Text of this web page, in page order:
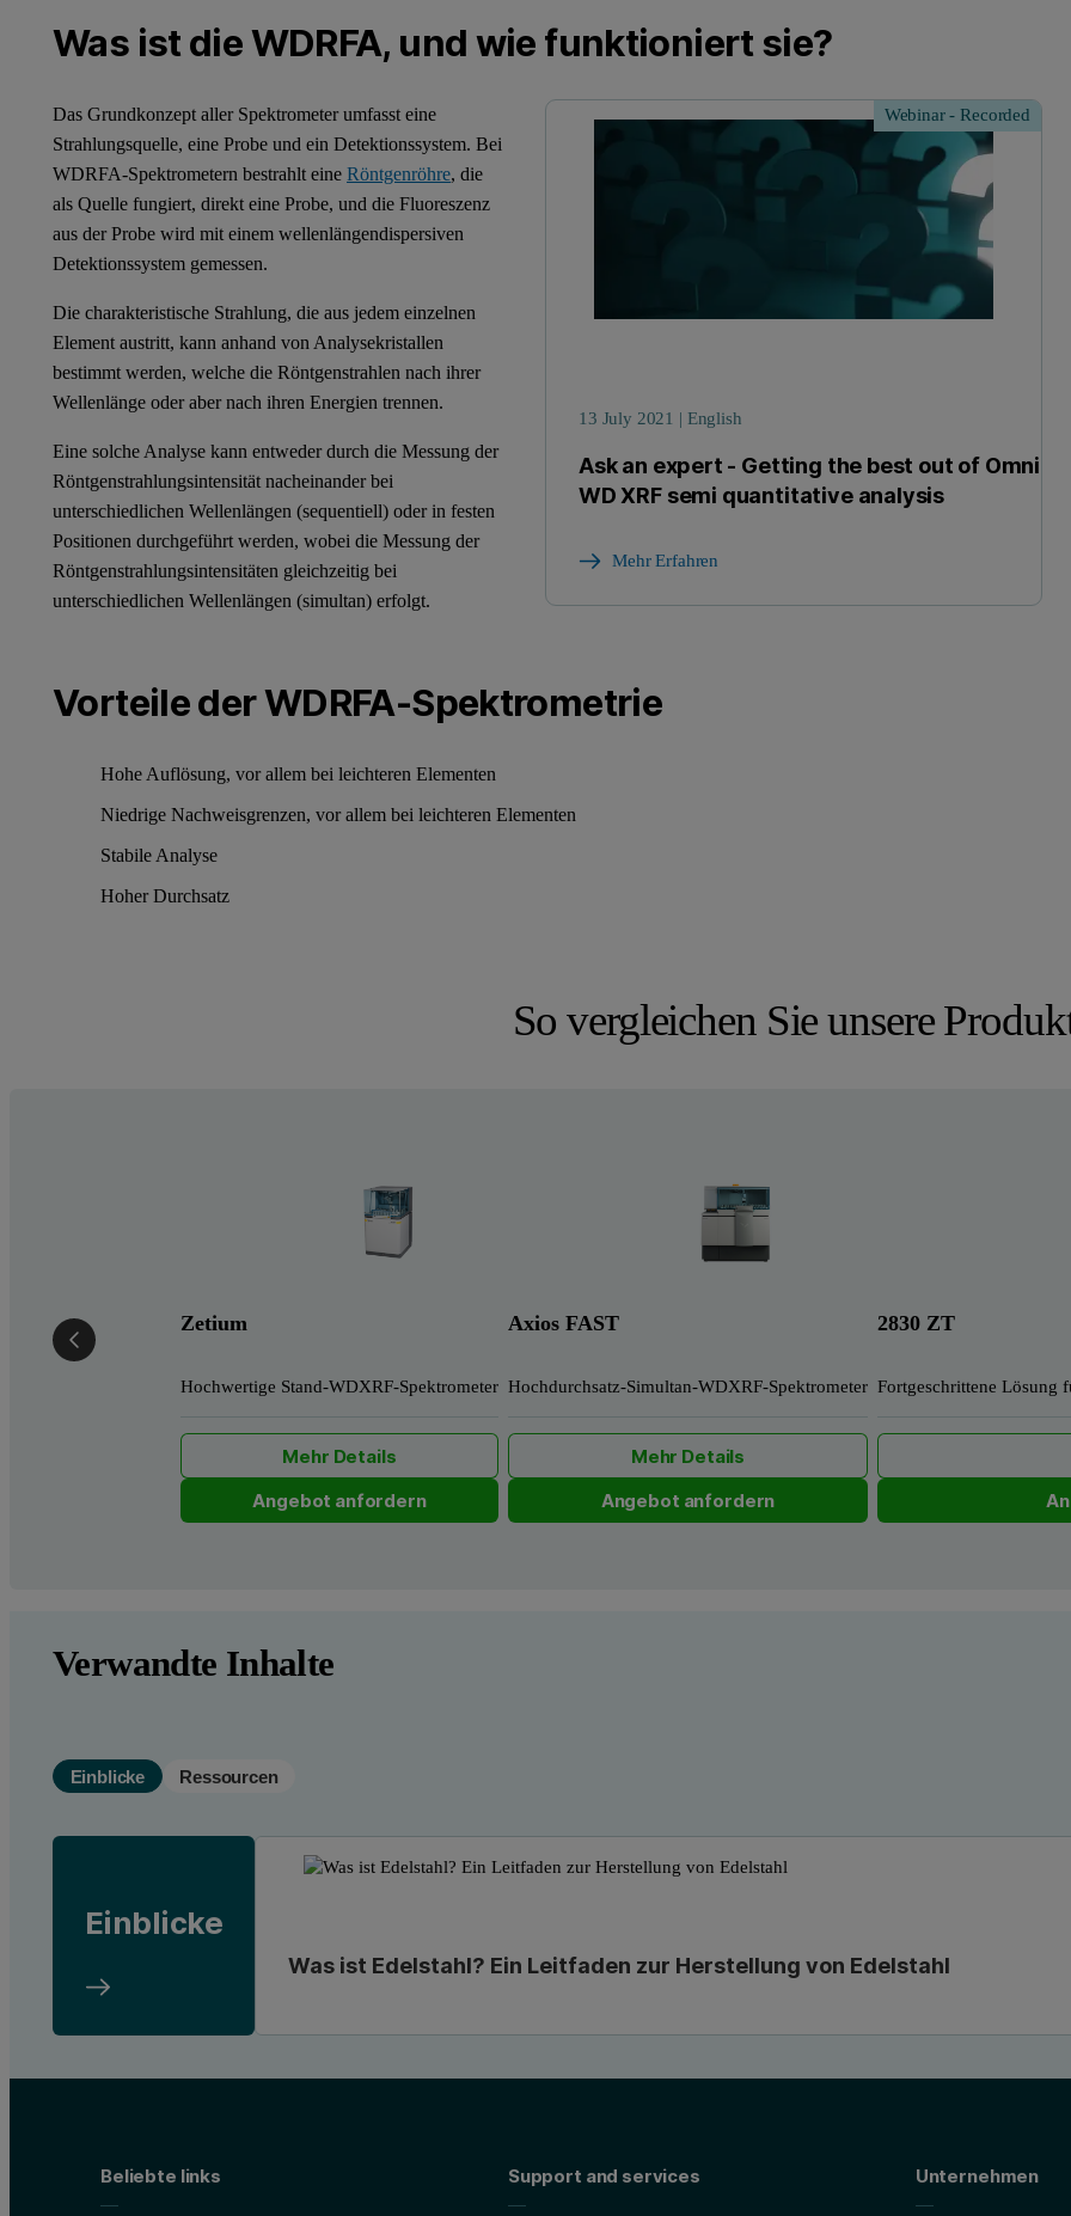
Was ist die WDRFA, und wie funktioniert sie?
Webinar - Recorded
13 July 2021 | English
Ask an expert - Getting the best out of Omnian
WD XRF semi quantitative analysis
Mehr Erfahren
Das Grundkonzept aller Spektrometer umfasst eine
Strahlungsquelle, eine Probe und ein Detektionssystem. Bei
WDRFA-Spektrometern bestrahlt eine Röntgenröhre, die
als Quelle fungiert, direkt eine Probe, und die Fluoreszenz
aus der Probe wird mit einem wellenlängendispersiven
Detektionssystem gemessen.
Die charakteristische Strahlung, die aus jedem einzelnen
Element austritt, kann anhand von Analysekristallen
bestimmt werden, welche die Röntgenstrahlen nach ihrer
Wellenlänge oder aber nach ihren Energien trennen.
Eine solche Analyse kann entweder durch die Messung der
Röntgenstrahlungsintensität nacheinander bei
unterschiedlichen Wellenlängen (sequentiell) oder in festen
Positionen durchgeführt werden, wobei die Messung der
Röntgenstrahlungsintensitäten gleichzeitig bei
unterschiedlichen Wellenlängen (simultan) erfolgt. ​
Vorteile der WDRFA-Spektrometrie
Hohe Auflösung, vor allem bei leichteren Elementen
Niedrige Nachweisgrenzen, vor allem bei leichteren Elementen
Stabile Analyse
Hoher Durchsatz
So vergleichen Sie unsere
Zetium
Hochwertige Stand-WDXRF-Spektrometer
Mehr Details
Angebot anfordern
Axios FAST
Hochdurchsatz-Simultan-WDXRF-Spektrometer
Mehr Details
Angebot anfordern
2830 ZT
Fortgeschrittene Lösung
Verwandte Inhalte
Einblicke Ressourcen
Einblicke
Was ist Edelstahl? Ein Leitfaden zur Herstellung von Edelstahl
Beliebte links Support and services Unternehmen